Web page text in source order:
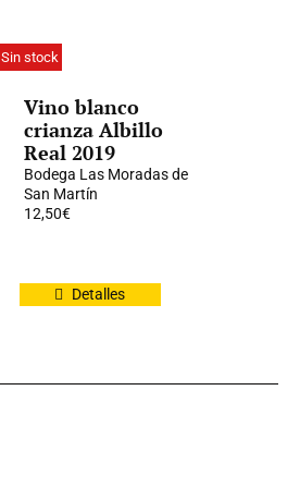
Sin stock
Vino blanco
crianza Albillo
Real 2019
Bodega Las Moradas de
San Martín
12,50€
Detalles